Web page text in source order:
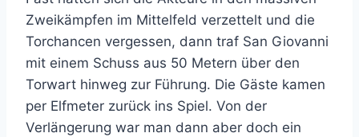
Zweikämpfen im Mittelfeld verzettelt und die
Torchancen vergessen, dann traf San Giovanni
mit einem Schuss aus 50 Metern über den
Torwart hinweg zur Führung. Die Gäste kamen
per Elfmeter zurück ins Spiel. Von der
Verlängerung war man dann aber doch ein